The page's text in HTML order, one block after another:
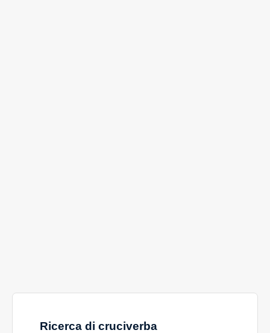
Ricerca di cruciverba